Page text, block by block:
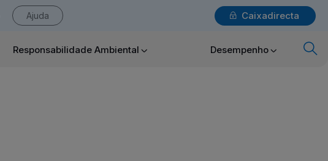
Ajuda Caixadirecta
Login
x
Responsabilidade Ambiental Desempenho